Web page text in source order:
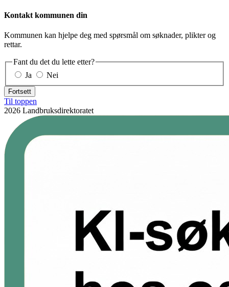
Kontakt kommunen din
Kommunen kan hjelpe deg med spørsmål om søknader, plikter og
rettar.
Fant du det du lette etter?
Ja
Nei
Fortsett
Til toppen
2026 Landbruksdirektoratet